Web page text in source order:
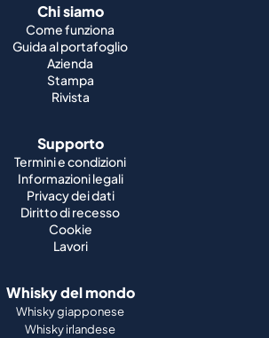
Chi siamo
Come funziona
Guida al portafoglio
Azienda
Stampa
Rivista
Supporto
Termini e condizioni
Informazioni legali
Privacy dei dati
Diritto di recesso
Cookie
Lavori
Whisky del mondo
Whisky giapponese
Whisky irlandese